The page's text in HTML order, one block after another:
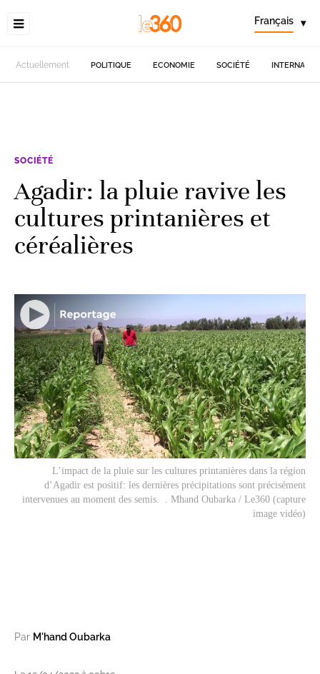
Français ▾
Actuellement POLITIQUE ECONOMIE SOCIÉTÉ
SOCIÉTÉ
Agadir: la pluie ravive les
cultures printanières et
céréalières
L’impact de la pluie sur les cultures printanières dans la région
d’Agadir est positif: les dernières précipitations sont précisément
intervenues au moment des semis. . Mhand Oubarka / Le360 (capture
image vidéo)
Par M'hand Oubarka